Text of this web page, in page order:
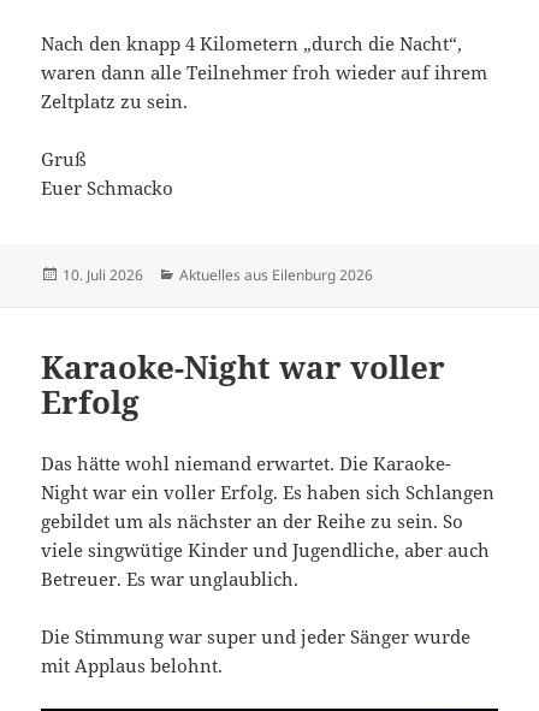
Nach den knapp 4 Kilometern „durch die Nacht“,
waren dann alle Teilnehmer froh wieder auf ihrem
Zeltplatz zu sein.
Gruß
Euer Schmacko
Veröffentlicht
10. Juli 2026 Kategorien
Aktuelles aus Eilenburg 2026
Karaoke-Night war voller
Erfolg
Das hätte wohl niemand erwartet. Die Karaoke-
Night war ein voller Erfolg. Es haben sich Schlangen
gebildet um als nächster an der Reihe zu sein. So
viele singwütige Kinder und Jugendliche, aber auch
Betreuer. Es war unglaublich.
Die Stimmung war super und jeder Sänger wurde
mit Applaus belohnt.